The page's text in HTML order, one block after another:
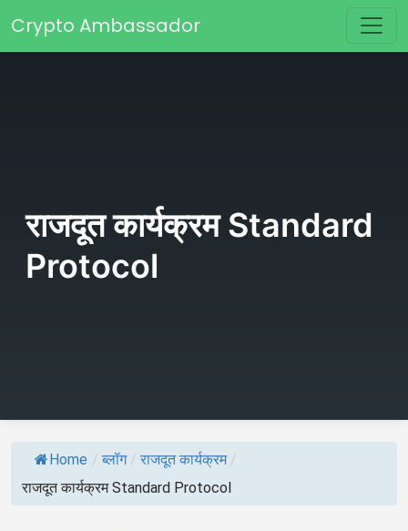
Main Navigation
Crypto Ambassador
राजदूत कार्यक्रम Standard
Protocol
Home / ब्लॉग / राजदूत कार्यक्रम /
राजदूत कार्यक्रम Standard Protocol